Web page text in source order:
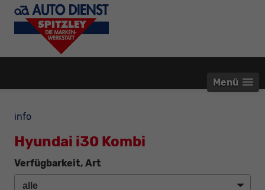
Menü
info
Hyundai i30 Kombi
Verfügbarkeit, Art